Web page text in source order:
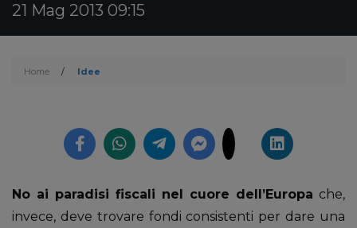
21 Mag 2013 09:15
Home / Idee
No ai paradisi fiscali nel cuore dell’Europa che,
invece, deve trovare fondi consistenti per dare una